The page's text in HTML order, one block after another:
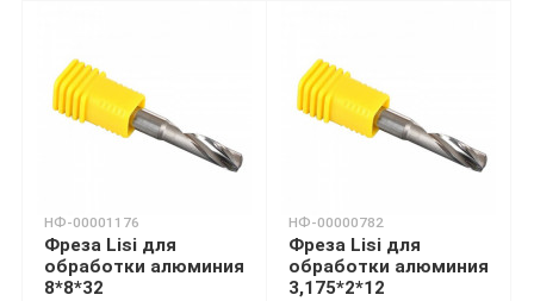
НФ-00001176
Фреза Lisi для
обработки алюминия
8*8*32
НФ-00000782
Фреза Lisi для
обработки алюминия
3,175*2*12